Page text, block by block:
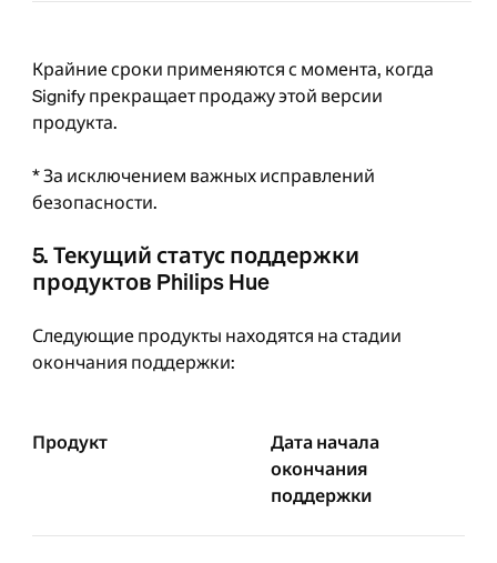
Крайние сроки применяются с момента, когда
Signify прекращает продажу этой версии
продукта.
* За исключением важных исправлений
безопасности.
5. Текущий статус поддержки
продуктов Philips Hue
Следующие продукты находятся на стадии
окончания поддержки:
Продукт
Дата начала
окончания
поддержки